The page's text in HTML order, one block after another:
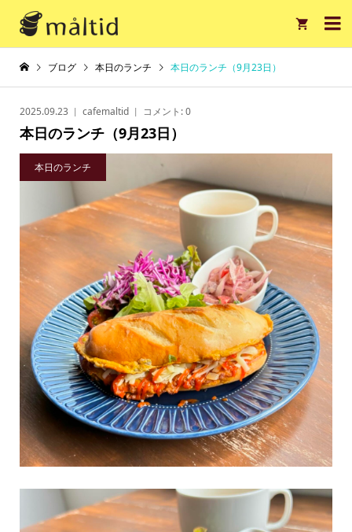

ブログ 本日のランチ 本日のランチ（9月23日）
2025.09.23 cafemaltid コメント:0
本日のランチ（9月23日）
本日のランチ